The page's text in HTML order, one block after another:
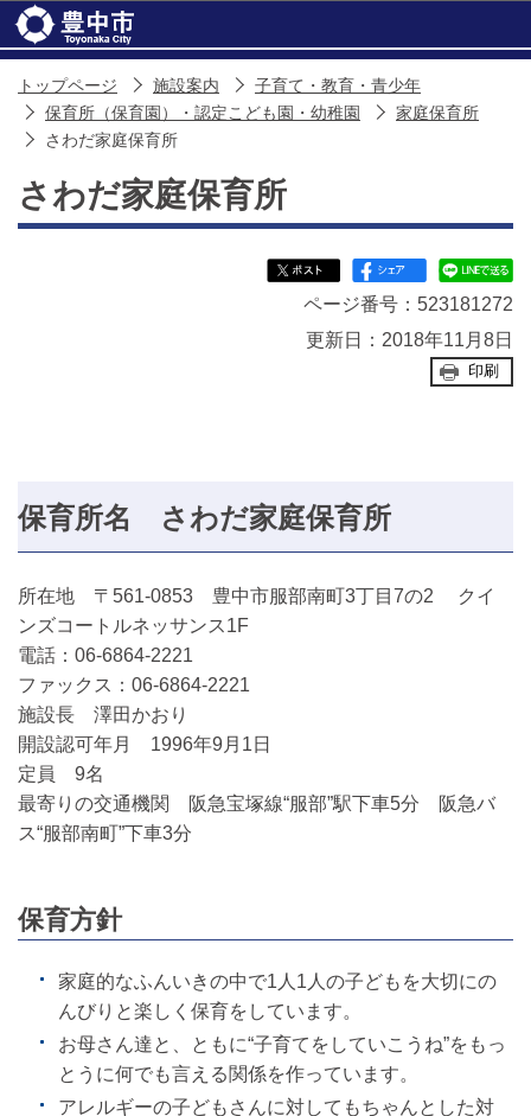
トップページ 施設案内
子育て・教育・青少年
保育所（保育園）・認定こども園・幼稚園
家庭保育所
さわだ家庭保育所
さわだ家庭保育所
ページ番号：523181272
更新日：2018年11月8日
印刷
保育所名 さわだ家庭保育所
所在地 〒561-0853 豊中市服部南町3丁目7の2 クイ
ンズコートルネッサンス1F
電話：06-6864-2221
ファックス：06-6864-2221
施設長 澤田かおり
開設認可年月 1996年9月1日
定員 9名
最寄りの交通機関 阪急宝塚線“服部”駅下車5分 阪急バ
ス“服部南町”下車3分
保育方針
家庭的なふんいきの中で1人1人の子どもを大切にの
んびりと楽しく保育をしています。
お母さん達と、ともに“子育てをしていこうね”をもっ
とうに何でも言える関係を作っています。
アレルギーの子どもさんに対してもちゃんとした対